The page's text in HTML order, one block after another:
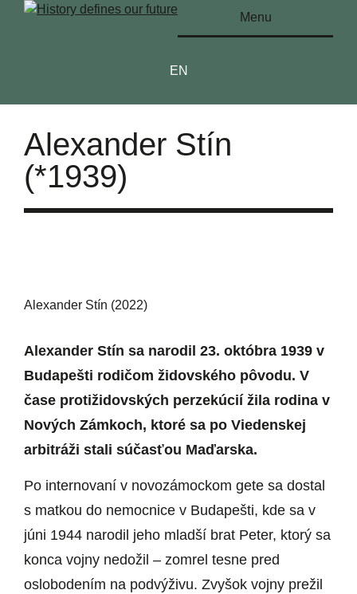
Menu
EN
Alexander Stín
(*1939)
Alexander Stín (2022)
Alexander Stín sa narodil 23. októbra 1939 v
Budapešti rodičom židovského pôvodu. V
čase protižidovských perzekúcií žila rodina v
Nových Zámkoch, ktoré sa po Viedenskej
arbitráži stali súčasťou Maďarska.
Po internovaní v novozámockom gete sa dostal
s matkou do nemocnice v Budapešti, kde sa v
júni 1944 narodil jeho mladší brat Peter, ktorý sa
konca vojny nedožil – zomrel tesne pred
oslobodením na podvýživu. Zvyšok vojny prežil